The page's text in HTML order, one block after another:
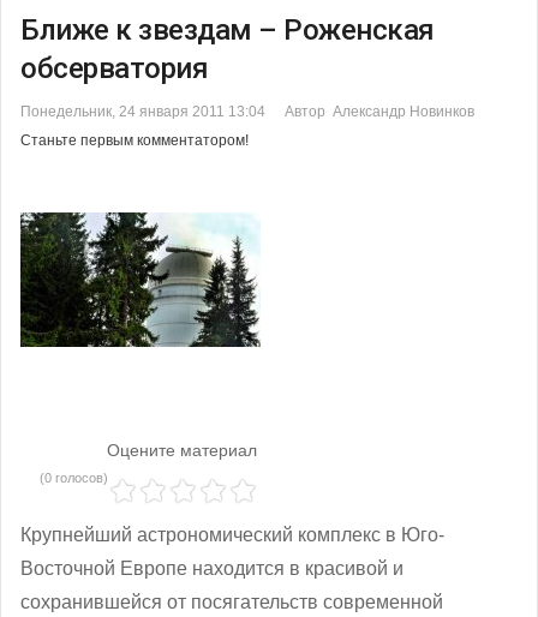
Ближе к звездам – Роженская
обсерватория
Понедельник, 24 января 2011 13:04
Автор Александр Новинков
Станьте первым комментатором!
Оцените материал
(0 голосов)
Крупнейший астрономический комплекс в Юго-
Восточной Европе находится в красивой и
сохранившейся от посягательств современной